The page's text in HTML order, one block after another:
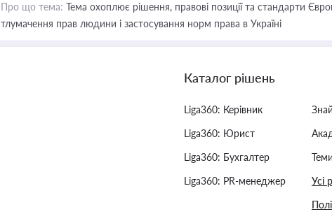
Про що тема: Тема охоплює рішення, правові позиції та стандарти
тлумачення прав людини і застосування норм права в Україні
Каталог рішень
Liga360: Керівник
Liga360: Юрист
Liga360: Бухгалтер
Liga360: PR-менеджер
Усі